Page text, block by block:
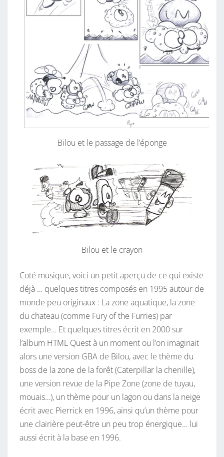
Bilou et le passage de l’éponge
Bilou et le crayon
Coté musique, voici un petit aperçu de ce qui existe
déjà … quelques titres composés en 1995 autour de
monde peu originaux : La zone aquatique, la zone
du chateau (comme Fury of the Furries) par
exemple… Et quelques titres écrit en 2000 sur
l’album HTML Quest à un moment ou l’on imaginait
alors une version GBA de Bilou, avec le thème du
boss de la zone de la forêt (Caterpillar la chenille),
une version revue de la Pipe Zone (zone de tuyau,
mouais…), un thème pour un lagon ou dans la neige
écrit avec Pierrick en 1996, ainsi qu’un thème pour
une clairière peut-être un peu trop énergique… lui
aussi écrit à la base en 1996.